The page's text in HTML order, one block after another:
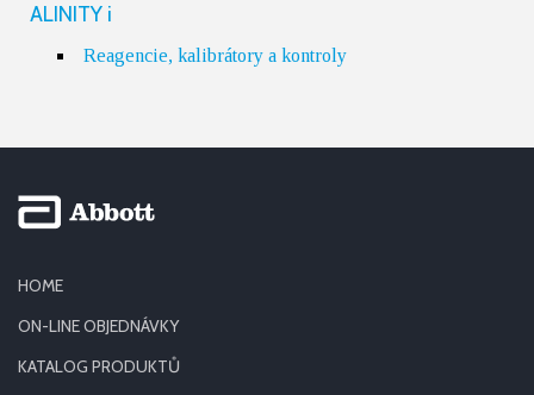
ALINITY i
Reagencie, kalibrátory a kontroly
HOME
ON-LINE OBJEDNÁVKY
KATALOG PRODUKTŮ